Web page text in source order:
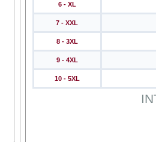
6 - XL
7 - XXL
8 - 3XL
9 - 4XL
10 - 5XL